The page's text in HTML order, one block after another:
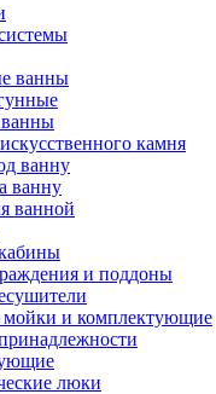
ванны
камня
ванну
ванну
ванной
и поддоны
и комплектующие
люки